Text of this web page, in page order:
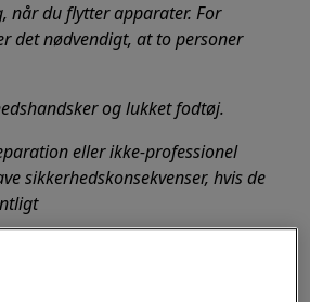
når du flytter apparater. For
det nødvendigt, at to personer
og lukket fodtøj.
eller ikke-professionel
sikkerhedskonsekvenser, hvis de